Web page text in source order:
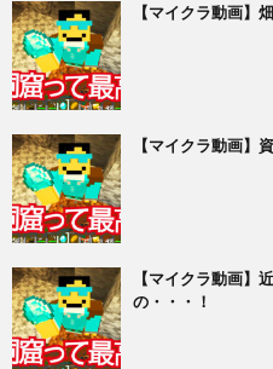
【マイクラ動画】
【マイクラ動画】
【マイクラ動画】
の・・・！